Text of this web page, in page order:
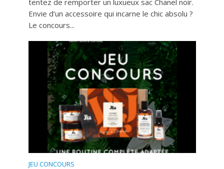
tentez de remporter un luxueux sac Chanel noir.
Envie d’un accessoire qui incarne le chic absolu ?
Le concours...
JEU CONCOURS